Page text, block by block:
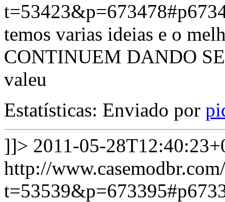
temos varias ideias e o
CONTINUEM DANDO
valeu
Estatísticas: Enviado por
]]> 2011-05-
http://